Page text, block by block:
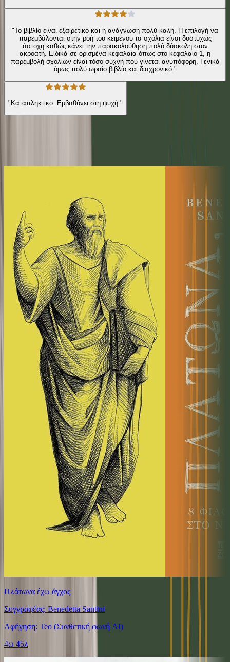
"Το βιβλίο είναι εξαιρετικό και η ανάγνωση πολύ καλή. Η επιλογή να
παρεμβάλονται στην ροή του κειμένου τα σχόλια είναι δυστυχώς
άστοχη καθώς κάνει την παρακολούθηση πολύ δύσκολη στον
ακροατή. Ειδικά σε ορισμένα κεφάλαια όπως στο κεφάλαιο 1, η
παρεμβολή σχολίων είναι τόσο συχνή που γίνεται ανυπόφορη. Γενικά
όμως πολύ ωραίο βιβλίο και διαχρονικό."
"Καταπληκτικο. Εμβαθύνει στη ψυχή "
Πλάτωνα έχω άγχος
Συγγραφέας: Benedetta Santini
Αφήγηση: Teo (Συνθετική φωνή AI)
4ω 45λ